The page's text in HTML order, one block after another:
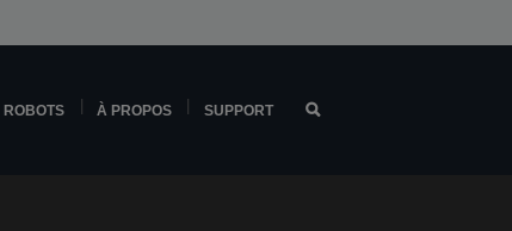
ROBOTS À PROPOS SUPPORT